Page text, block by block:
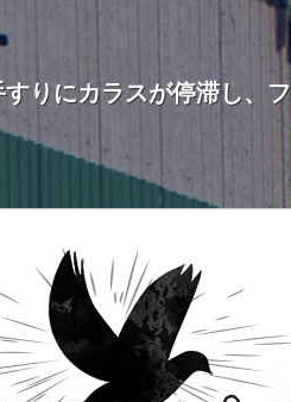
りにカラスが停滞し、